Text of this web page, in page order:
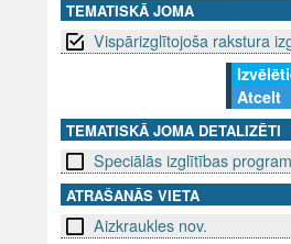
VTEMATISKĀ JOMA
Vispārizglītojoša rakstura
Atcelt
TEMATISKĀ JOMA DETALIZĒTI
Speciālās izglītības
ATRAŠANĀS VIETA
Aizkraukles nov.